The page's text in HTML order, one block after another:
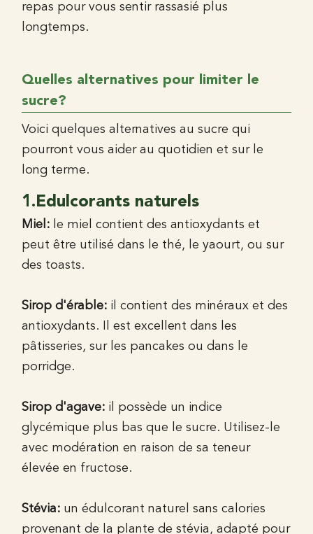
repas pour vous sentir rassasié plus
longtemps.
Quelles alternatives pour limiter le
sucre?
Voici quelques alternatives au sucre qui
pourront vous aider au quotidien et sur le
long terme.
1.Edulcorants naturels
Miel: le miel contient des antioxydants et
peut être utilisé dans le thé, le yaourt, ou sur
des toasts.
Sirop d'érable: il contient des minéraux et des
antioxydants. Il est excellent dans les
pâtisseries, sur les pancakes ou dans le
porridge.
Sirop d'agave: il possède un indice
glycémique plus bas que le sucre. Utilisez-le
avec modération en raison de sa teneur
élevée en fructose.
Stévia: un édulcorant naturel sans calories
provenant de la plante de stévia, adapté pour